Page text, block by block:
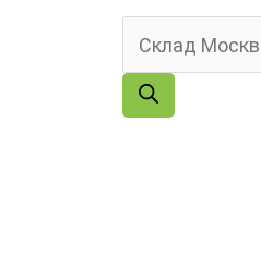
Поиск
товаров